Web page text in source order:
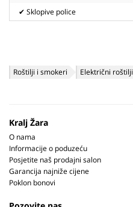
✔ Sklopive police
Roštilji i smokeri Električni roštilji
Kralj Žara
O nama
Informacije o poduzeću
Posjetite naš prodajni salon
Garancija najniže cijene
Poklon bonovi